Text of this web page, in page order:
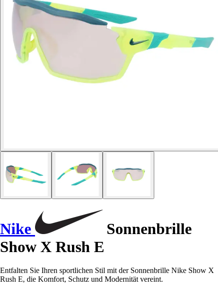
Nike
Sonnenbrille
Show X Rush E
Entfalten Sie Ihren sportlichen Stil mit der Sonnenbrille Nike Show X
Rush E, die Komfort, Schutz und Modernität vereint.